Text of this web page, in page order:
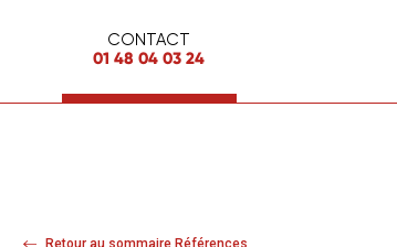
CONTACT
01 48 04 03 24
Retour au sommaire Références